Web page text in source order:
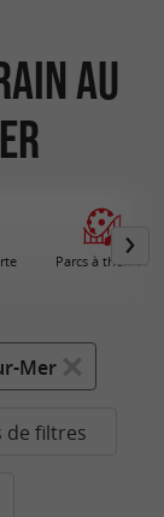
au
Parcs à thèmes
Mer
de filtres